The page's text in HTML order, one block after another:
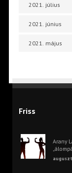
2021. július
2021. június
2021. május
Friss
Arany